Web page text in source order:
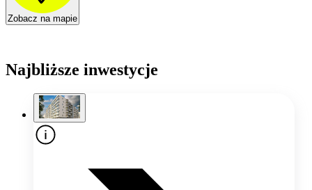
Zobacz na mapie
Najbliższe inwestycje